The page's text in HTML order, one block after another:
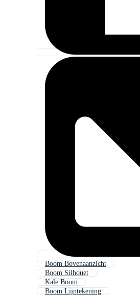
Boom Bovenaanzicht
Boom Silhouet
Kale Boom
Boom Lijntekening